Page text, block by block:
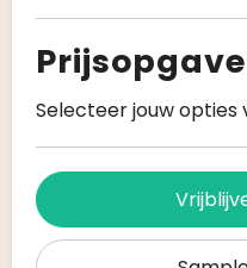
Prijsopgave
Selecteer jouw opties